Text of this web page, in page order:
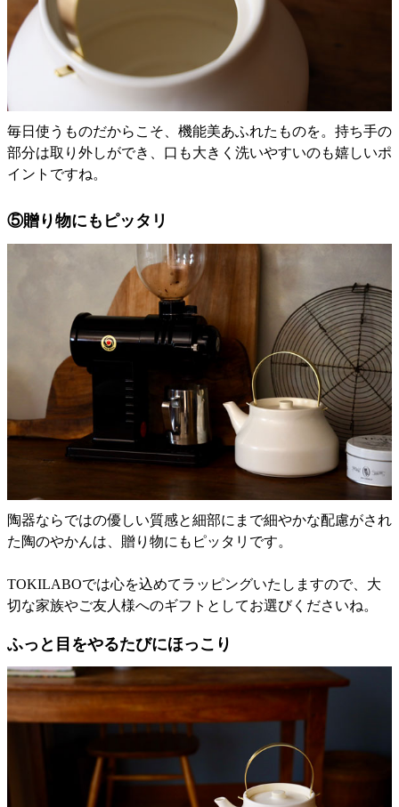
毎日使うものだからこそ、機能美あふれたものを。持ち手の
部分は取り外しができ、口も大きく洗いやすいのも嬉しいポ
イントですね。
⑤贈り物にもピッタリ
陶器ならではの優しい質感と細部にまで細やかな配慮がされ
た陶のやかんは、贈り物にもピッタリです。
TOKILABOでは心を込めてラッピングいたしますので、大
切な家族やご友人様へのギフトとしてお選びくださいね。
ふっと目をやるたびにほっこり